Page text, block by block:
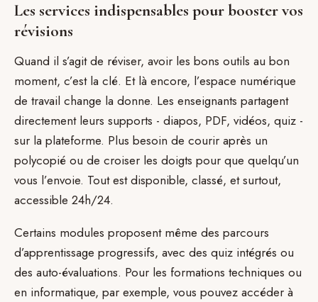
Les services indispensables pour booster vos
révisions
Quand il s’agit de réviser, avoir les bons outils au bon
moment, c’est la clé. Et là encore, l’espace numérique
de travail change la donne. Les enseignants partagent
directement leurs supports - diapos, PDF, vidéos, quiz -
sur la plateforme. Plus besoin de courir après un
polycopié ou de croiser les doigts pour que quelqu’un
vous l’envoie. Tout est disponible, classé, et surtout,
accessible 24h/24.
Certains modules proposent même des parcours
d’apprentissage progressifs, avec des quiz intégrés ou
des auto-évaluations. Pour les formations techniques ou
en informatique, par exemple, vous pouvez accéder à